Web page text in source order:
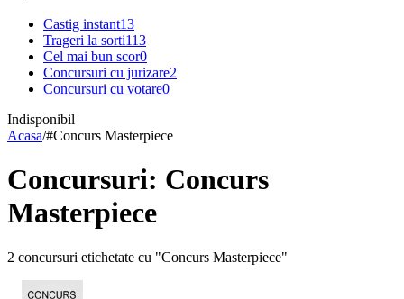
Castig instant13
Trageri la sorti113
Cel mai bun scor0
Concursuri cu jurizare2
Concursuri cu votare0
Indisponibil
Acasa/#Concurs Masterpiece
Concursuri: Concurs
Masterpiece
2 concursuri etichetate cu "Concurs Masterpiece"